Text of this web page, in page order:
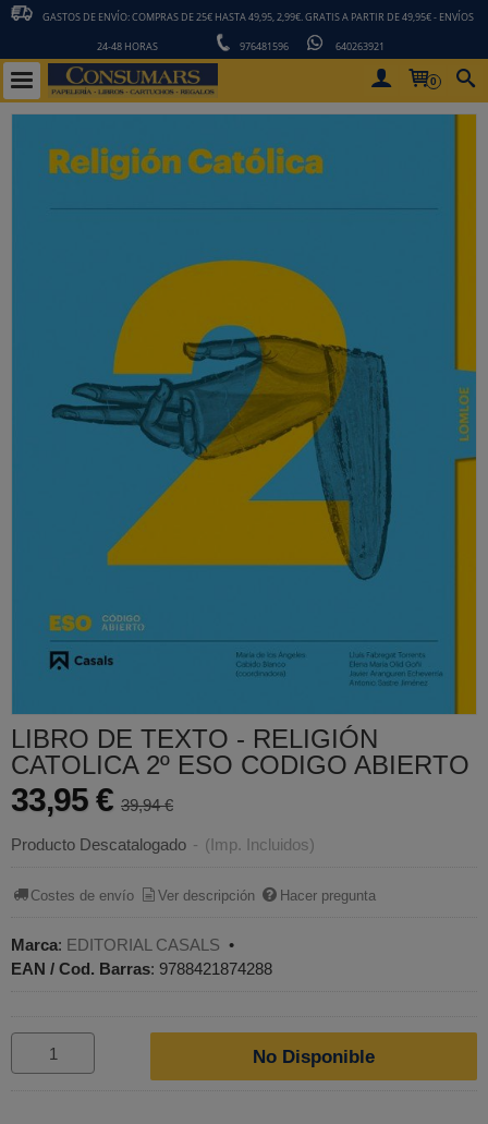
GASTOS DE ENVÍO: COMPRAS DE 25€ HASTA 49,95, 2,99€. GRATIS A PARTIR DE 49,95€ - ENVÍOS
24-48 HORAS 976481596 640263921
0
LIBRO DE TEXTO - RELIGIÓN
CATOLICA 2º ESO CODIGO ABIERTO
33,95 € 39,94 €
Producto Descatalogado - (Imp. Incluidos)
Costes de envío Ver descripción Hacer pregunta
Marca: EDITORIAL CASALS •
EAN / Cod. Barras: 9788421874288
No Disponible